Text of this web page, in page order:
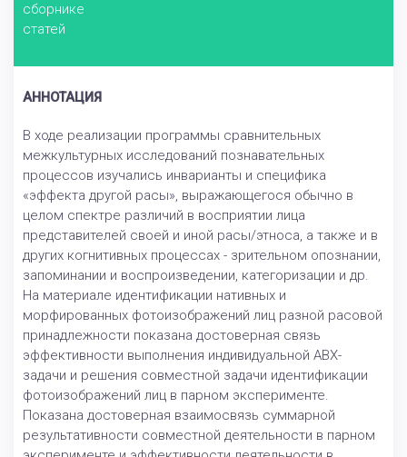
сборнике
статей
АННОТАЦИЯ
В ходе реализации программы сравнительных
межкультурных исследований познавательных
процессов изучались инварианты и специфика
«эффекта другой расы», выражающегося обычно в
целом спектре различий в восприятии лица
представителей своей и иной расы/этноса, а также и в
других когнитивных процессах - зрительном опознании,
запоминании и воспроизведении, категоризации и др.
На материале идентификации нативных и
морфированных фотоизображений лиц разной расовой
принадлежности показана достоверная связь
эффективности выполнения индивидуальной ABX-
задачи и решения совместной задачи идентификации
фотоизображений лиц в парном эксперименте.
Показана достоверная взаимосвязь суммарной
результативности совместной деятельности в парном